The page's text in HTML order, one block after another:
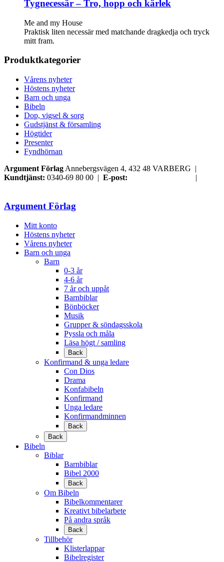
Tygnecessär – Tro, hopp och kärlek
Me and my House
Praktisk liten necessär med matchande dragkedja och tryck
mitt fram.
Produktkategorier
Vårens nyheter
Höstens nyheter
Barn och unga
Bibeln
Dop, vigsel & sorg
Gudstjänst & församling
Högtider
Presenter
Fyndhörnan
Argument Förlag Annebergsvägen 4, 432 48 VARBERG |
Kundtjänst: 0340-69 80 00 | E-post: |
Argument Förlag
Mitt konto
Höstens nyheter
Vårens nyheter
Barn och unga
Barn
0-3 år
4-6 år
7 år och uppåt
Barnbiblar
Bönböcker
Musik
Grupper & söndagsskola
Pyssla och måla
Läsa högt / samling
Back
Konfirmand & unga ledare
Con Dios
Drama
Konfabibeln
Konfirmand
Unga ledare
Konfirmandminnen
Back
Back
Bibeln
Biblar
Barnbiblar
Bibel 2000
Back
Om Bibeln
Bibelkommentarer
Kreativt bibelarbete
På andra språk
Back
Tillbehör
Klisterlappar
Bibelregister